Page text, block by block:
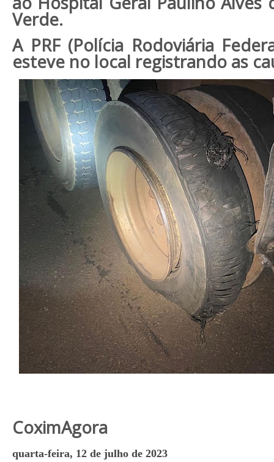
Verde.
A PRF (Polícia Rodoviária
esteve no local registrando as
CoximAgora
quarta-feira, 12 de julho de 2023